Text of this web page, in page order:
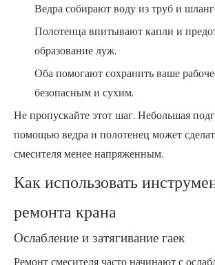
Ведра собирают воду из труб и
Полотенца впитывают капли и
образование луж.
Оба помогают сохранить ваше
безопасным и сухим.
Не пропускайте этот шаг. Небольшая
помощью ведра и полотенец может
смесителя менее напряженным.
Как использовать
ремонта крана
Ослабление и затягивание гаек